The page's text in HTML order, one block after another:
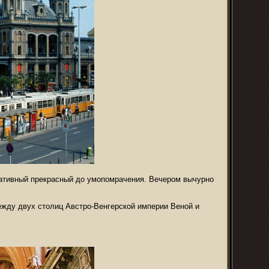
прекрасный до умопомрачения. Вечером вычурно
двух столиц Австро-Венгерской империи Веной и